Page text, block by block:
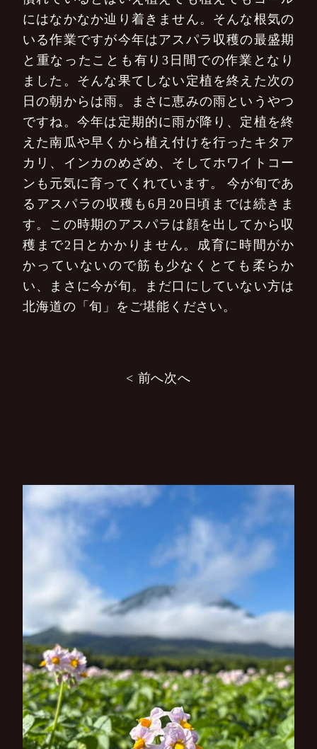
にはなかなか辿り着きません。そんな根気の
いる作業ですが今年はアスパラ収穫の最盛期
と重なったことも有り3日間での作業となり
ました。そんな果てしない定植を終えた次の
日の朝からは雨。まさに恵みの雨というやつ
ですね。今年は定期的に雨が降り、定植を終
えた南瓜や早くから植え付けを行ったキタア
カリ、インカのめざめ、そしてホワイトコー
ンも元気に育ってくれています。
今が旬であ
るアスパラの収穫も6月20日頃までは続きま
す。この時期のアスパラは顔を出してから収
穫まで2日とかかりません。成育に時間がか
かっていないので筋も少なくとても柔らか
い、まさに今が旬。まだ口にしていない方は
北海道の「旬」をご堪能ください。
シ
< 前へ次へ